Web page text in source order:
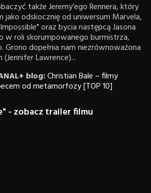
także Jeremy’ego Rennera, który
odskocznię od uniwersum Marvela,
oraz bycia następcą Jasona
w roli skorumpowanego burmistrza,
Grono dopełnia nam niezrównoważona
(Jennifer Lawrence)...
blog:Christian Bale – filmy
od metamorfozy [TOP 10]
- zobacz trailer filmu